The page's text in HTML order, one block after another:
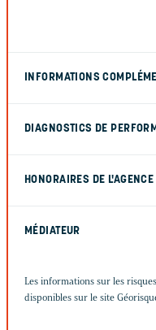
INFORMATIONS
DIAGNOSTICS DE
HONORAIRES DE L'AGENCE
MÉDIATEUR
Les informations sur les
disponibles sur le site